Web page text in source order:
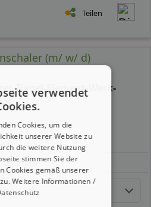
Teilen
(m/ w/ d)
Ziegel-Element-Werk-
verwendet
Cookies, um die
unserer Website zu
die weitere Nutzung
stimmen Sie der
Cookies gemäß unserer
Weitere Informationen /